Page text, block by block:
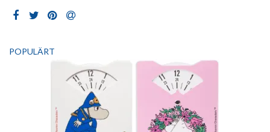
POPULÄRT